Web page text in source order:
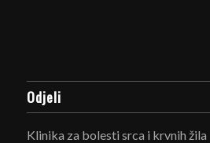
Odjeli
Klinika za bolesti srca i krvnih žila